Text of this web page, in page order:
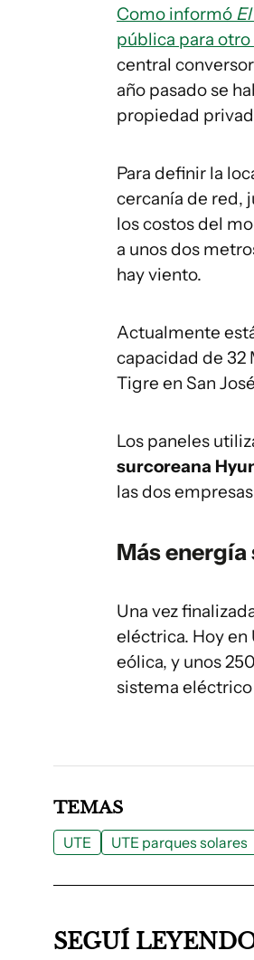
Como informó
pública para
central
año pasado se
propiedad
Para definir la
cercanía de red,
los costos del
a unos dos
hay viento.
Actualmente
capacidad de 32
Tigre en San
Los paneles
surcoreana
las dos
Más energía
Una vez
eléctrica. Hoy
eólica, y unos
sistema
TEMAS
UTE UTE parques solares
SEGUÍ